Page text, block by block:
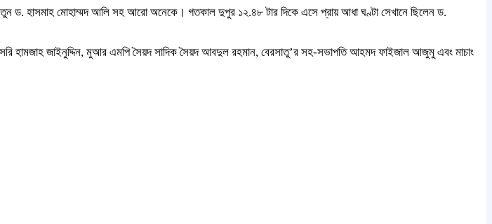
তুন ড. হাসমাহ মোহাম্মদ আলি সহ আরো অনেকে। গতকাল দুপুর ১২.৪৮ টার দিকে এসে প্রায় আধা ঘণ্টা সেখানে ছিলেন ড.
হামজাহ জাইনুদ্দিন, মুআর এমপি সৈয়দ সাদিক সৈয়দ আবদুল রহমান, বেরসাতু’র সহ-সভাপতি আহমদ ফাইজাল আজুমু এবং মাচাং